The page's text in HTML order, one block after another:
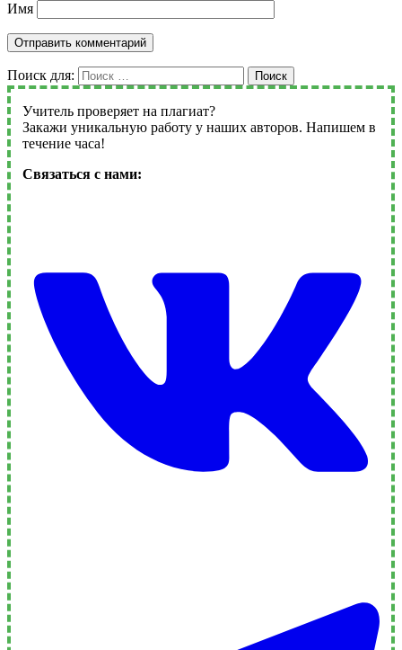
Имя
Поиск для: Поиск
Учитель проверяет на плагиат?
Закажи уникальную работу у наших авторов. Напишем в
течение часа!
Связаться с нами: